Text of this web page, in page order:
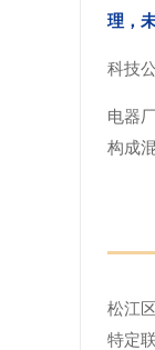
理，
科技
电器
构成
松江
特定